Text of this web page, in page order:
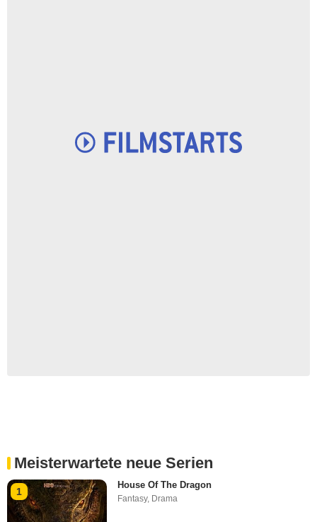
Meisterwartete neue Serien
1
House Of The Dragon
Fantasy, Drama